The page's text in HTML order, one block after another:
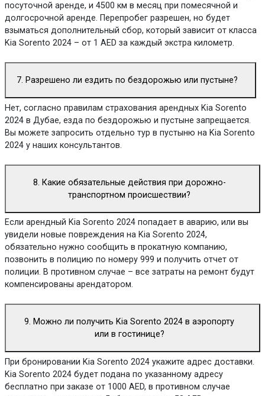
посуточной аренде, и 4500 км в месяц при помесячной и
долгосрочной аренде. Перепробег разрешен, но будет
взыматься дополнительный сбор, который зависит от класса
Kia Sorento 2024 – от 1 AED за каждый экстра километр.
7. Разрешено ли ездить по бездорожью или пустыне?
Нет, согласно правилам страхования арендных Kia Sorento
2024 в Дубае, езда по бездорожью и пустыне запрещается.
Вы можете запросить отдельно тур в пустыню на Kia Sorento
2024 у наших консультантов.
8. Какие обязательные действия при дорожно-
транспортном происшествии?
Если арендный Kia Sorento 2024 попадает в аварию, или вы
увидели новые повреждения на Kia Sorento 2024,
обязательно нужно сообщить в прокатную компанию,
позвонить в полицию по номеру 999 и получить отчет от
полиции. В противном случае – все затраты на ремонт будут
компенсированы арендатором.
9. Можно ли получить Kia Sorento 2024 в аэропорту
или в гостинице?
При бронировании Kia Sorento 2024 укажите адрес доставки.
Kia Sorento 2024 будет подана по указанному адресу
бесплатно при заказе от 1000 AED, в противном случае